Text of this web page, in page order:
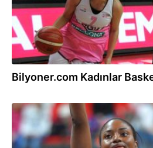
Bilyoner.com Kadınlar
22.01.2017